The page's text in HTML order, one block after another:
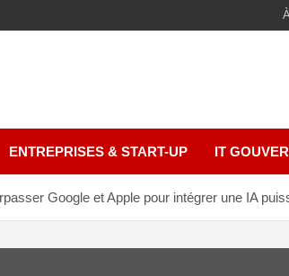
ENTREPRISES & START-UP IT
Google et Apple pour intégrer une IA